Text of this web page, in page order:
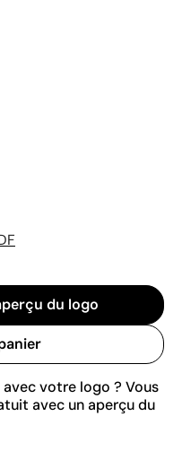
du logo
votre logo ? Vous
avec un aperçu du